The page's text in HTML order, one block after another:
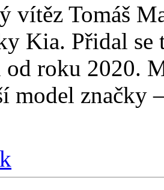
vítěz Tomáš
Kia. Přidal se
roku 2020.
model značky